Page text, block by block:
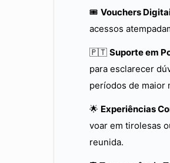
🎟️Vouchers
acessos
🇵🇹Suporte em
para esclarecer
períodos de maior
🌟 Experiências
voar em tirolesas
reunida.